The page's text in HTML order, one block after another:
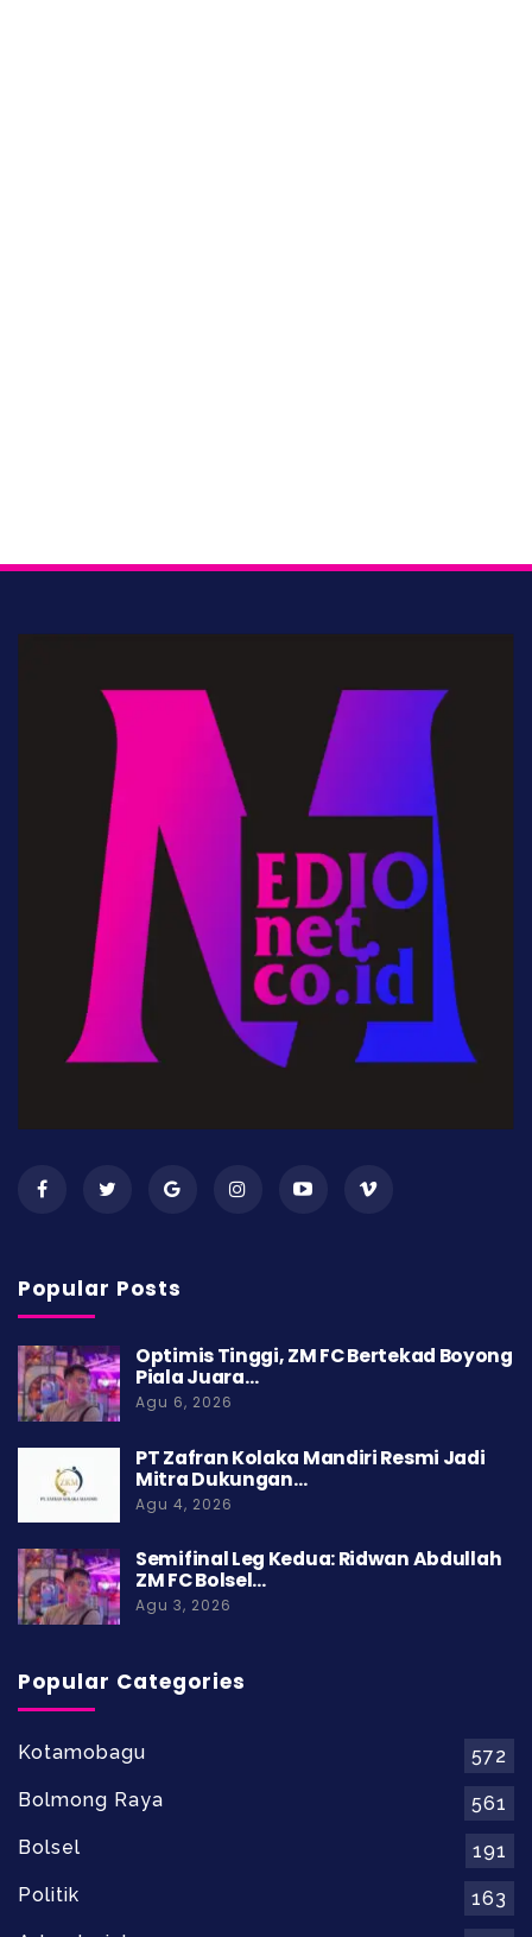
Popular Posts
Optimis Tinggi, ZM FC Bertekad Boyong
Piala Juara…
Agu 6, 2026
PT Zafran Kolaka Mandiri Resmi Jadi
Mitra Dukungan…
Agu 4, 2026
Semifinal Leg Kedua: Ridwan Abdullah
ZM FC Bolsel…
Agu 3, 2026
Popular Categories
Kotamobagu
572
Bolmong Raya
561
Bolsel
191
Politik
163